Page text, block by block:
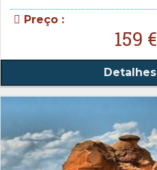
Preço :
159 €
Detalhes